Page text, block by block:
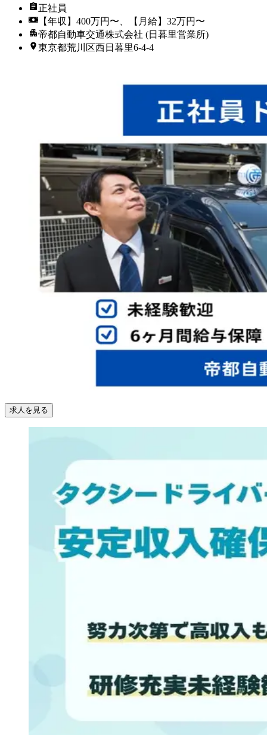
正社員
【年収】400万円〜、【月給】32万円〜
帝都自動車交通株式会社 (日暮里営業所)
東京都荒川区西日暮里6-4-4
求人を見る